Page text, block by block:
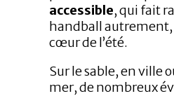
accessible, qui fait
handball
cœur de l’été.
Sur le sable, en ville
mer, de nombreux